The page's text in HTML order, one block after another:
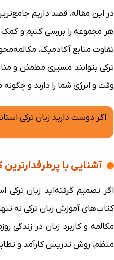
در این مقاله، قصد داریم
هر مجموعه را بررسی کنیم و
تفاوت منابع آکادمیک،
ترکی بتوانند مسیری مطمئن و
وقت و انرژی شما را دارند و
اگر دوست دارید زبان ترکی
آشنایی با
اگر تصمیم گرفته‌اید زبان ترکی
کتاب‌های آموزش زبان ترکی نه
مکالمه و کاربرد زبان در زندگی
منظم، روش تدریس کارآمد و